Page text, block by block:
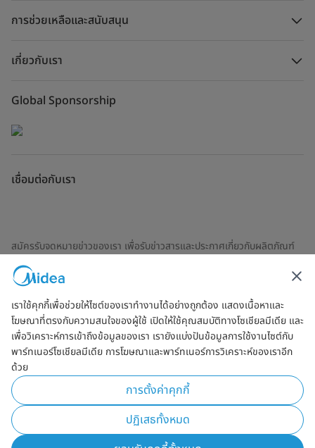
การช่วยเหลือและสนับสนุน
เกี่ยวกับเรา
Global Sponsorship
เชื่อมต่อกับเรา
สมัครรับจดหมายข่าวของเรา เพื่อรับข่าวสารและประกาศเกี่ยวกับผลิตภัณฑ์
ล่าสุด
ตรวจสอบเพื่อดูว่าเราจัดการข้อมูลของคุณอย่างไรข้อตกลงการใช้งาน
Simply ideal
ลิขสิทธิ์ Midea 2026 สงวนลิขสิทธิ์
นโยบายความเป็นส่วนตัว
ข้อตกลงการใช้งาน Cookie Consent
เราใช้คุกกี้เพื่อช่วยให้ไซต์ของเราทำงานได้อย่างถูกต้อง แสดงเนื้อหาและ
โฆษณาที่ตรงกับความสนใจของผู้ใช้ เปิดให้ใช้คุณสมบัติทางโซเชียลมีเดีย และ
เพื่อวิเคราะห์การเข้าถึงข้อมูลของเรา เรายังแบ่งปันข้อมูลการใช้งานไซต์กับ
พาร์ทเนอร์โซเชียลมีเดีย การโฆษณาและพาร์ทเนอร์การวิเคราะห์ของเราอีก
ด้วย
การตั้งค่าคุกกี้
ปฏิเสธทั้งหมด